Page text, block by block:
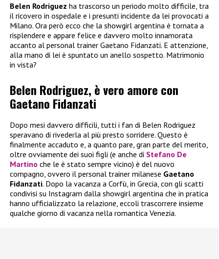
Belen Rodriguez ha trascorso un periodo molto difficile, tra
il ricovero in ospedale e i presunti incidente da lei provocati a
Milano. Ora però ecco che la showgirl argentina è tornata a
risplendere e appare felice e davvero molto innamorata
accanto al personal trainer Gaetano Fidanzati. E attenzione,
alla mano di lei è spuntato un anello sospetto. Matrimonio
in vista?
Belen Rodriguez, è vero amore con
Gaetano Fidanzati
Dopo mesi davvero difficili, tutti i fan di Belen Rodriguez
speravano di rivederla al più presto sorridere. Questo è
finalmente accaduto e, a quanto pare, gran parte del merito,
oltre ovviamente dei suoi figli (e anche di Stefano De
Martino che le è stato sempre vicino) è del nuovo
compagno, ovvero il personal trainer milanese Gaetano
Fidanzati. Dopo la vacanza a Corfù, in Grecia, con gli scatti
condivisi su Instagram dalla showgirl argentina che in pratica
hanno ufficializzato la relazione, eccoli trascorrere insieme
qualche giorno di vacanza nella romantica Venezia.